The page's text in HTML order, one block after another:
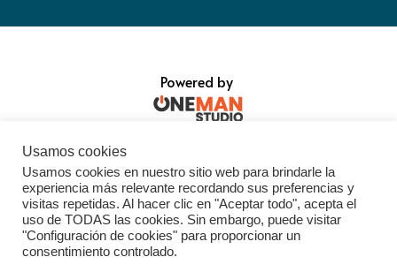
Powered by
Usamos cookies
Usamos cookies en nuestro sitio web para brindarle la
experiencia más relevante recordando sus preferencias y
visitas repetidas. Al hacer clic en "Aceptar todo", acepta el
uso de TODAS las cookies. Sin embargo, puede visitar
"Configuración de cookies" para proporcionar un
consentimiento controlado.